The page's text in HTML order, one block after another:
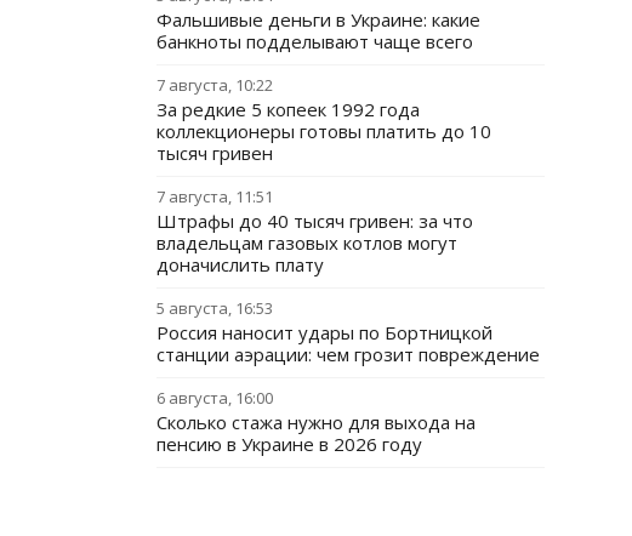
Фальшивые деньги в Украине: какие
банкноты подделывают чаще всего
7 августа, 10:22
За редкие 5 копеек 1992 года
коллекционеры готовы платить до 10
тысяч гривен
7 августа, 11:51
Штрафы до 40 тысяч гривен: за что
владельцам газовых котлов могут
доначислить плату
5 августа, 16:53
Россия наносит удары по Бортницкой
станции аэрации: чем грозит повреждение
6 августа, 16:00
Сколько стажа нужно для выхода на
пенсию в Украине в 2026 году